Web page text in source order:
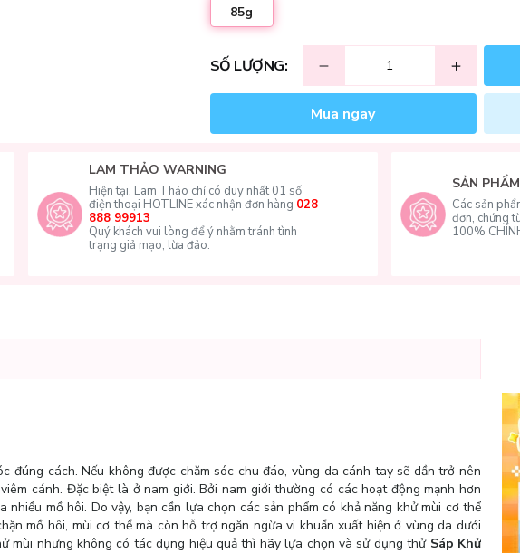
85g
SỐ LƯỢNG:
Mua ngay
LAM THẢO WARNING
Hiện tại, Lam Thảo chỉ có duy nhất 01 số
điện thoại HOTLINE xác nhận đơn hàng 028
888 99913
Quý khách vui lòng để ý nhằm tránh tình
trạng giả mạo, lừa đảo.
SẢN
Các sản
đơn, chứng
100%
đúng cách. Nếu không được chăm sóc chu đáo, vùng da cánh tay sẽ dần trở nên
cánh. Đặc biệt là ở nam giới. Bởi nam giới thường có các hoạt động mạnh hơn
mồ hôi. Do vậy, bạn cần lựa chọn các sản phẩm có khả năng khử mùi cơ thể
mồ hôi, mùi cơ thể mà còn hỗ trợ ngăn ngừa vi khuẩn xuất hiện ở vùng da dưới
mùi nhưng không có tác dụng hiệu quả thì hãy lựa chọn và sử dụng thử Sáp Khử